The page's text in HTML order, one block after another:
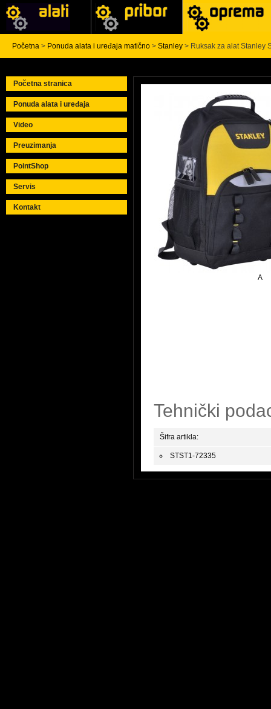
Početna > Ponuda alata i uređaja matično > Stanley > Ruksak za alat Stanley
Početna stranica
Ponuda alata i uređaja
Video
Preuzimanja
PointShop
Servis
Kontakt
A
Tehnički
Šifra artikla:
STST1-72335